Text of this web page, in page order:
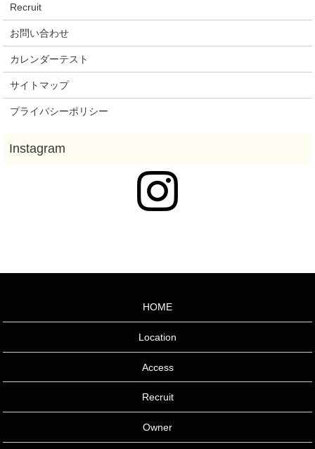
Recruit
お問い合わせ
カレンダーテスト
サイトマップ
プライバシーポリシー
HOME
Location
Access
Recruit
Owner